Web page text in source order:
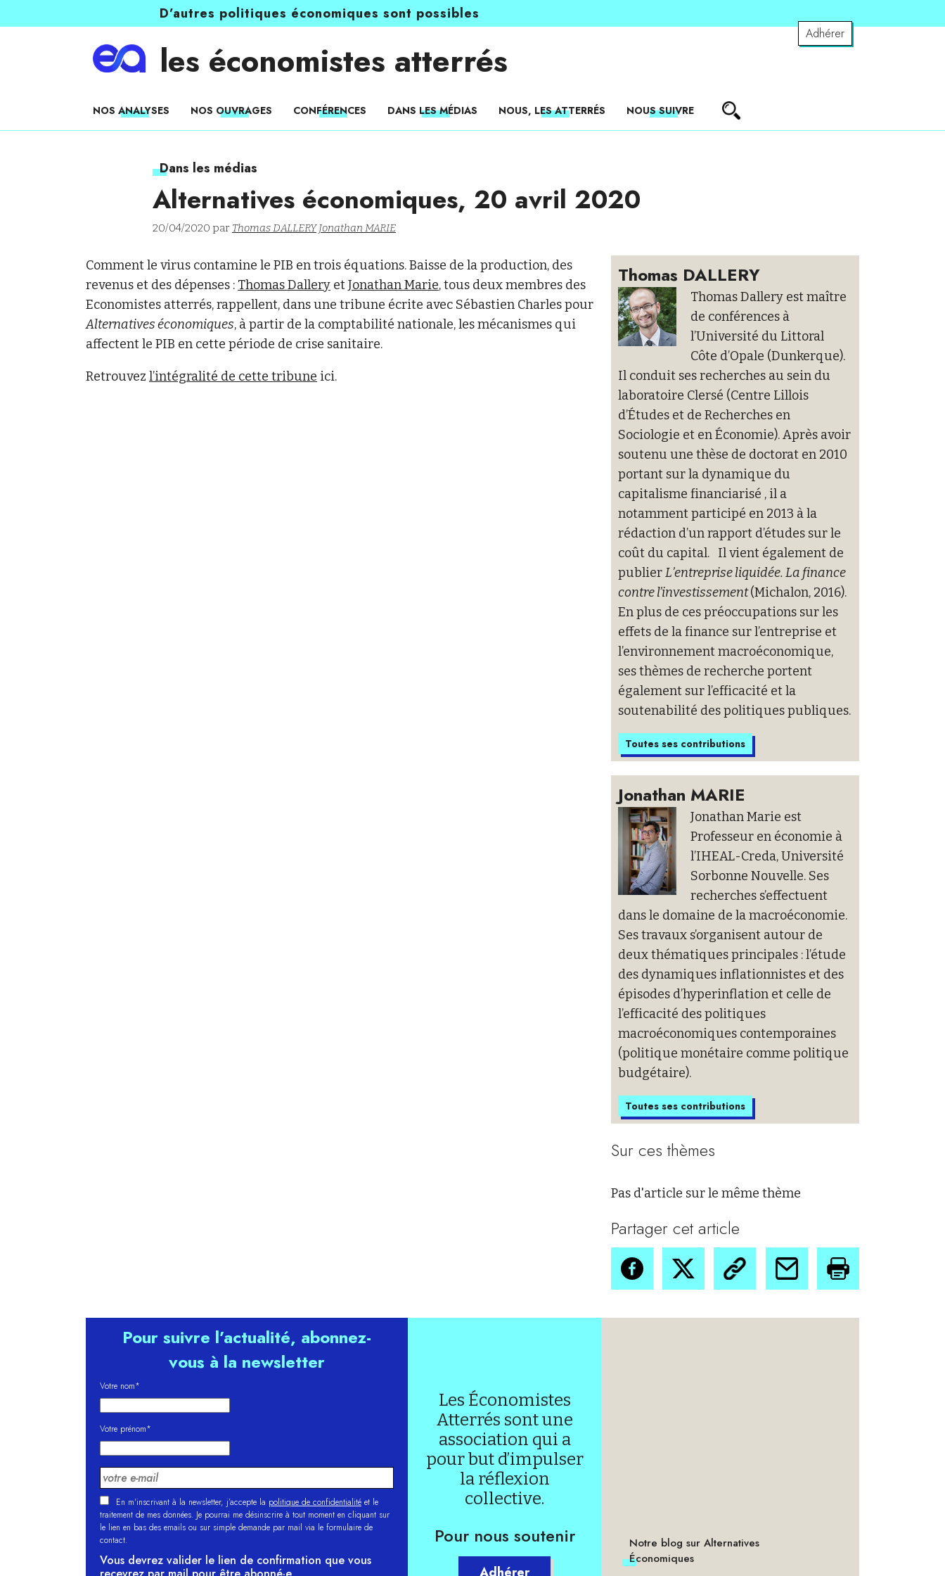
D’autres politiques économiques sont possibles
Adhérer
les économistes atterrés
NOS ANALYSES NOS OUVRAGES CONFÉRENCES DANS LES MÉDIAS NOUS, LES ATTERRÉS NOUS SUIVRE
Dans les médias
Alternatives économiques, 20 avril 2020
20/04/2020 par Thomas DALLERY Jonathan MARIE
Comment le virus contamine le PIB en trois équations. Baisse de la production, des
revenus et des dépenses : Thomas Dallery etJonathan Marie, tous deux membres des
Economistes atterrés, rappellent, dans une tribune écrite avec Sébastien Charles pour
Alternatives économiques, à partir de la comptabilité nationale, les mécanismes qui
affectent le PIB en cette période de crise sanitaire.
Retrouvez l’intégralité de cette tribune ici.
Thomas DALLERY
Thomas Dallery est maître
de conférences à
l’Université du Littoral
Côte d’Opale (Dunkerque).
Il conduit ses recherches au sein du
laboratoire Clersé (Centre Lillois
d’Études et de Recherches en
Sociologie et en Économie). Après avoir
soutenu une thèse de doctorat en 2010
portant sur la dynamique du
capitalisme financiarisé , il a
notamment participé en 2013 à la
rédaction d’un rapport d’études sur le
coût du capital. Il vient également de
publierL’entreprise liquidée. La finance
contre l’investissement(Michalon, 2016).
En plus de ces préoccupations sur les
effets de la finance sur l’entreprise et
l’environnement macroéconomique,
ses thèmes de recherche portent
également sur l’efficacité et la
soutenabilité des politiques publiques.
Toutes ses contributions
Jonathan MARIE
Jonathan Marie est
Professeur en économie à
l’IHEAL-Creda, Université
Sorbonne Nouvelle. Ses
recherches s’effectuent
dans le domaine de la macroéconomie.
Ses travaux s’organisent autour de
deux thématiques principales : l’étude
des dynamiques inflationnistes et des
épisodes d’hyperinflation et celle de
l’efficacité des politiques
macroéconomiques contemporaines
(politique monétaire comme politique
budgétaire).
Toutes ses contributions
Sur ces thèmes
Pas d'article sur le même thème
Partager cet article
Pour suivre l’actualité, abonnez-
vous à la newsletter
Votre nom*
Votre prénom*
En m'inscrivant à la newsletter, j’accepte la politique de confidentialité et le
traitement de mes données. Je pourrai me désinscrire à tout moment en cliquant sur
le lien en bas des emails ou sur simple demande par mail via le formulaire de
contact.
Vous devrez valider le lien de confirmation que vous
Les Économistes
Atterrés sont une
association qui a
pour but d’impulser
la réflexion
collective.
Pour nous soutenir
Notre blog sur Alternatives
Économiques